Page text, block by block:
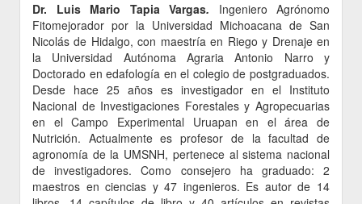
Dr. Luis Mario Tapia Vargas. Ingeniero Agrónomo
Fitomejorador por la Universidad Michoacana de San
Nicolás de Hidalgo, con maestría en Riego y Drenaje en
la Universidad Autónoma Agraria Antonio Narro y
Doctorado en edafología en el colegio de postgraduados.
Desde hace 25 años es investigador en el Instituto
Nacional de Investigaciones Forestales y Agropecuarias
en el Campo Experimental Uruapan en el área de
Nutrición. Actualmente es profesor de la facultad de
agronomía de la UMSNH, pertenece al sistema nacional
de investigadores. Como consejero ha graduado: 2
maestros en ciencias y 47 ingenieros. Es autor de 14